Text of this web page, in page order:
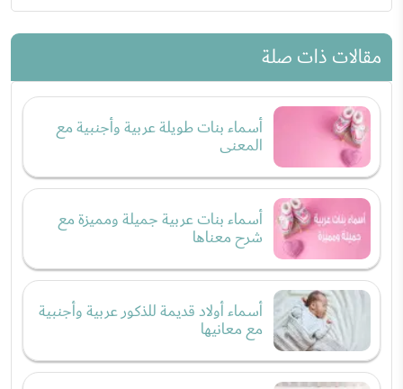
مقالات ذات صلة
أسماء بنات طويلة عربية وأجنبية مع
المعنى
أسماء بنات عربية جميلة ومميزة مع
شرح معناها
أسماء أولاد قديمة للذكور عربية وأجنبية
مع معانيها